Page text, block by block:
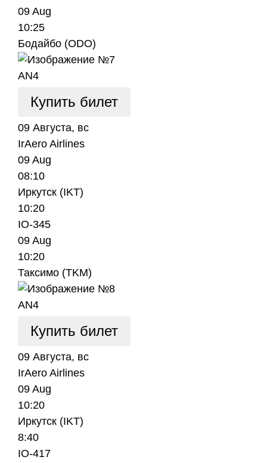
09 Aug
10:25
Бодайбо (ODO)
AN4
Купить билет
09 Августа, вс
IrAero Airlines
09 Aug
08:10
Иркутск (IKT)
10:20
IO-345
09 Aug
10:20
Таксимо (TKM)
AN4
Купить билет
09 Августа, вс
IrAero Airlines
09 Aug
10:20
Иркутск (IKT)
8:40
IO-417